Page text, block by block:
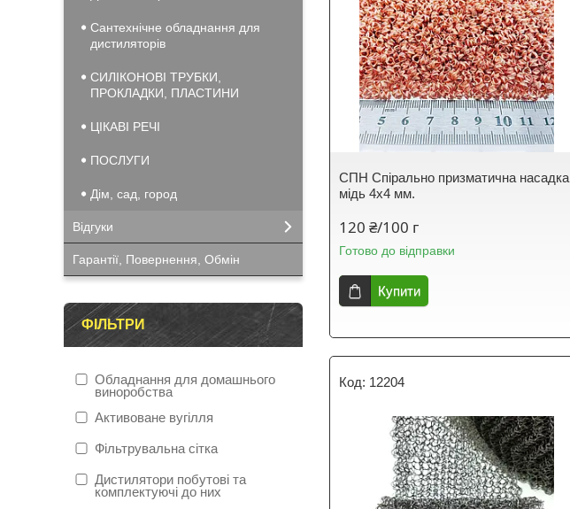
СПН Спірально призматична насадка
мідь 4х4 мм.
120 ₴/100 г
Готово до відправки
Купити
12204
Сантехнічне обладнання для
дистиляторів
СИЛІКОНОВІ ТРУБКИ,
ПРОКЛАДКИ, ПЛАСТИНИ
ЦІКАВІ РЕЧІ
ПОСЛУГИ
Дім, сад, город
Відгуки
Гарантії, Повернення, Обмін
ФІЛЬТРИ
Обладнання для домашнього
виноробства
Активоване вугілля
Фільтрувальна сітка
Дистилятори побутові та
комплектуючі до них